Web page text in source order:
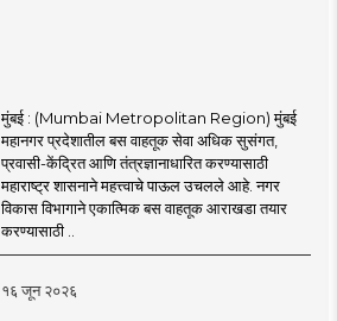
मुंबई : (Mumbai Metropolitan Region) मुंबई
महानगर प्रदेशातील बस वाहतूक सेवा अधिक सुसंगत,
प्रवासी-केंद्रित आणि तंत्रज्ञानाधारित करण्यासाठी
महाराष्ट्र शासनाने महत्त्वाचे पाऊल उचलले आहे. नगर
विकास विभागाने एकात्मिक बस वाहतूक आराखडा तयार
करण्यासाठी ..
१६ जून २०२६